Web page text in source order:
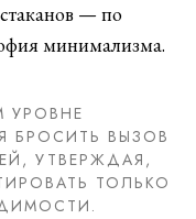
— по
минимализма.
УРОВНЕ
БРОСИТЬ ВЫЗОВ
УТВЕРЖДАЯ,
ТОЛЬКО